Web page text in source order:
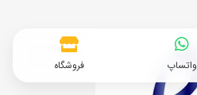
واتساپ فروشگاه